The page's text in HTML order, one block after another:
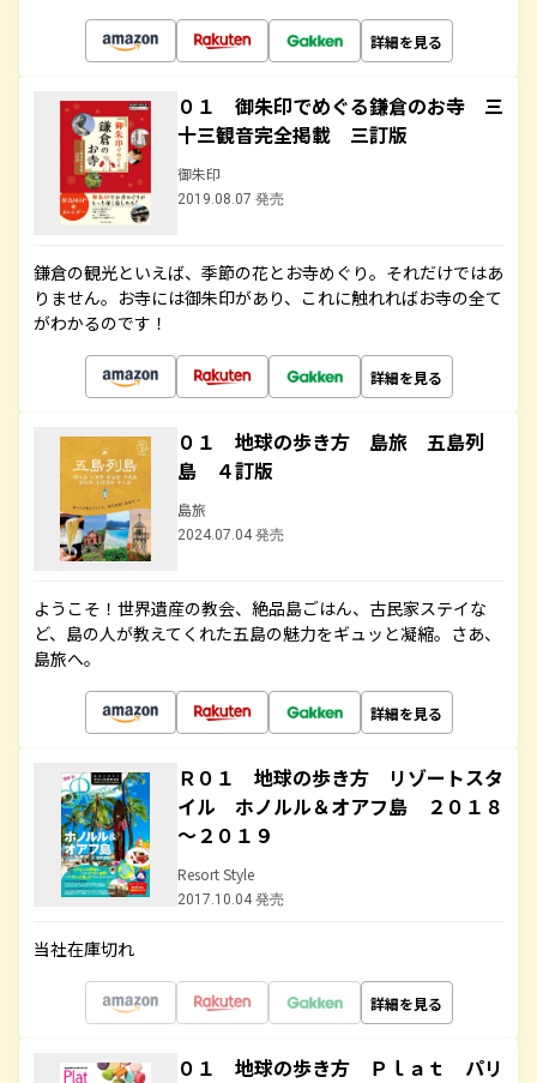
詳細を見る
０１ 御朱印でめぐる鎌倉のお寺 三
十三観音完全掲載 三訂版
御朱印
2019.08.07 発売
鎌倉の観光といえば、季節の花とお寺めぐり。それだけではあ
りません。お寺には御朱印があり、これに触れればお寺の全て
がわかるのです！
詳細を見る
０１ 地球の歩き方 島旅 五島列
島 ４訂版
島旅
2024.07.04 発売
ようこそ！世界遺産の教会、絶品島ごはん、古民家ステイな
ど、島の人が教えてくれた五島の魅力をギュッと凝縮。さあ、
島旅へ。
詳細を見る
Ｒ０１ 地球の歩き方 リゾートスタ
イル ホノルル＆オアフ島 ２０１８
～２０１９
Resort Style
2017.10.04 発売
当社在庫切れ
詳細を見る
０１ 地球の歩き方 Ｐｌａｔ パリ